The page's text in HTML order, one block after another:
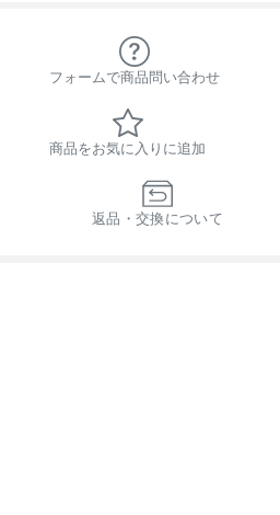
フォームで商品問い合わせ
商品をお気に入りに追加
返品・交換について